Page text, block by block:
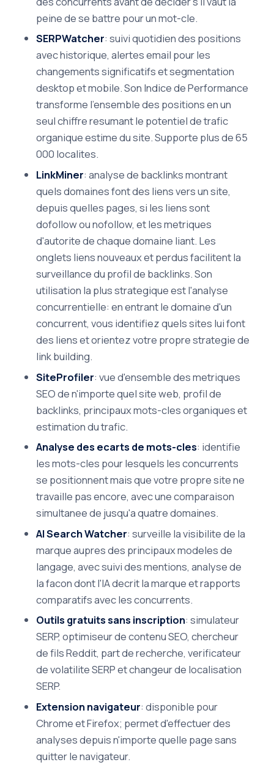
peine de se battre pour un mot-cle.
SERPWatcher: suivi quotidien des positions
avec historique, alertes email pour les
changements significatifs et segmentation
desktop et mobile. Son Indice de Performance
transforme l'ensemble des positions en un
seul chiffre resumant le potentiel de trafic
organique estime du site. Supporte plus de 65
000 localites.
LinkMiner: analyse de backlinks montrant
quels domaines font des liens vers un site,
depuis quelles pages, si les liens sont
dofollow ou nofollow, et les metriques
d'autorite de chaque domaine liant. Les
onglets liens nouveaux et perdus facilitent la
surveillance du profil de backlinks. Son
utilisation la plus strategique est l'analyse
concurrentielle: en entrant le domaine d'un
concurrent, vous identifiez quels sites lui font
des liens et orientez votre propre strategie de
link building.
SiteProfiler: vue d'ensemble des metriques
SEO de n'importe quel site web, profil de
backlinks, principaux mots-cles organiques et
estimation du trafic.
Analyse des ecarts de mots-cles: identifie
les mots-cles pour lesquels les concurrents
se positionnent mais que votre propre site ne
travaille pas encore, avec une comparaison
simultanee de jusqu'a quatre domaines.
AI Search Watcher: surveille la visibilite de la
marque aupres des principaux modeles de
langage, avec suivi des mentions, analyse de
la facon dont l'IA decrit la marque et rapports
comparatifs avec les concurrents.
Outils gratuits sans inscription: simulateur
SERP, optimiseur de contenu SEO, chercheur
de fils Reddit, part de recherche, verificateur
de volatilite SERP et changeur de localisation
SERP.
Extension navigateur: disponible pour
Chrome et Firefox; permet d'effectuer des
analyses depuis n'importe quelle page sans
quitter le navigateur.